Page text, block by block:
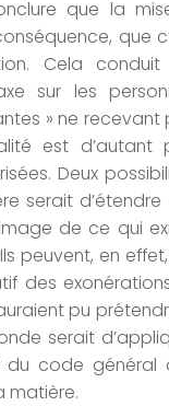
que la
que
Cela conduit
sur les
» ne recevant
est d’autant
Deux
serait d’étendre
de ce qui
peuvent, en
des
pu
serait
du code général
matière.